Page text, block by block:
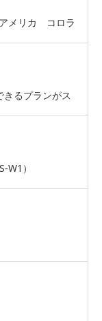
メリカ コロラ
るプランがス
W1）